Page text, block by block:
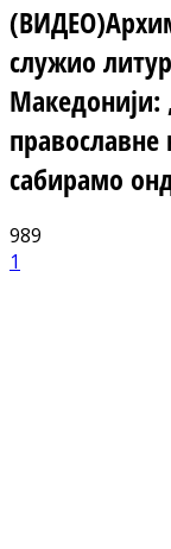
служио
Македонији:
православне
сабирамо
989
1